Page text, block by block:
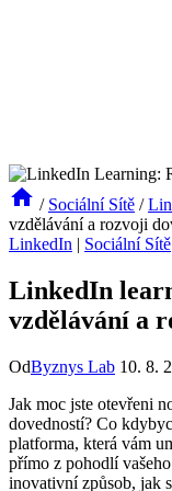
/ Sociální Sítě /
vzdělávání a rozvoji
LinkedIn | Sociální Sítě
LinkedIn
vzdělávání a
OdByznys Lab 10. 8.
Jak moc jste otevřeni
dovedností? Co
platforma, která vám
přímo z pohodlí
inovativní způsob, jak